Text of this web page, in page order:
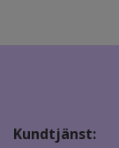
Kundtjänst: